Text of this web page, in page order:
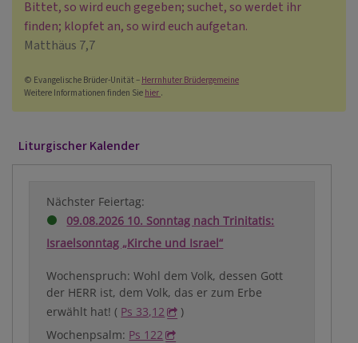
Bittet, so wird euch gegeben; suchet, so werdet ihr
finden; klopfet an, so wird euch aufgetan.
Matthäus 7,7
© Evangelische Brüder-Unität – Herrnhuter Brüdergemeine
Weitere Informationen finden Sie hier .
Liturgischer Kalender
Nächster Feiertag:
09.08.2026 10. Sonntag nach Trinitatis:
Israelsonntag „Kirche und Israel“
Wochenspruch: Wohl dem Volk, dessen Gott
der HERR ist, dem Volk, das er zum Erbe
erwählt hat! ( Ps 33,12
)
Wochenpsalm: Ps 122